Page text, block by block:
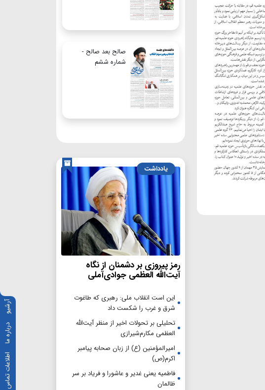
آرشیو
درباره ما
اطلاعات تماس
صالح بعد صالح -
شماره ششم
یادداشت
رمز پیروزی بر دشمنان از نگاه
آیت‌الله العظمی جوادی‌آملی
این است انقلاب ملی: رهبری که طاغوت
شرق و غرب را شکست داد
تحلیلی بر تحولات اخیر از منظر آیت‌الله
العظمی مکارم‌شیرازی
امیرالمؤمنین (ع) از زبان صحابه پیامبر
اکرم(ص)
فاطمیه یعنی غدیر و عاشورا و فریاد بر سر
ظالمان